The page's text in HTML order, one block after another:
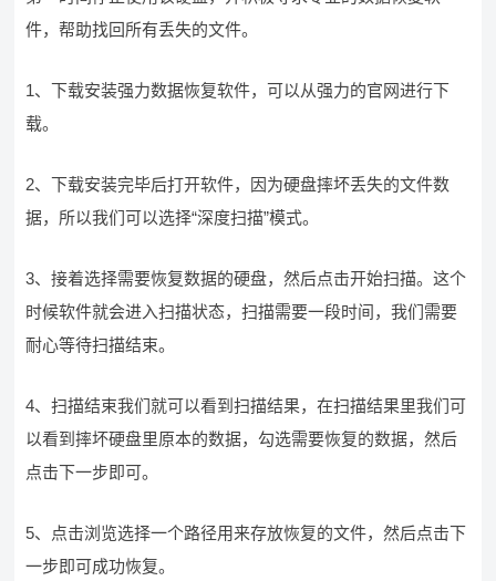
件，帮助找回所有丢失的文件。
1、下载安装强力数据恢复软件，可以从强力的官网进行下
载。
2、下载安装完毕后打开软件，因为硬盘摔坏丢失的文件数
据，所以我们可以选择“深度扫描”模式。
3、接着选择需要恢复数据的硬盘，然后点击开始扫描。这个
时候软件就会进入扫描状态，扫描需要一段时间，我们需要
耐心等待扫描结束。
4、扫描结束我们就可以看到扫描结果，在扫描结果里我们可
以看到摔坏硬盘里原本的数据，勾选需要恢复的数据，然后
点击下一步即可。
5、点击浏览选择一个路径用来存放恢复的文件，然后点击下
一步即可成功恢复。